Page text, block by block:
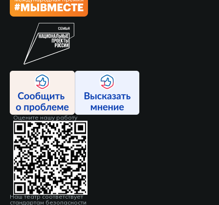
Оцените нашу работу
Наш театр соответствует
стандартам безопасности